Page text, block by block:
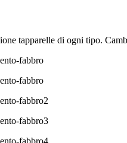
tapparelle di ogni tipo.